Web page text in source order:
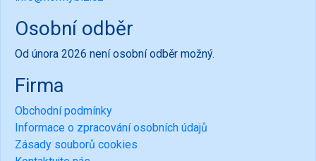
Osobní odběr
Od února 2026 není osobní odběr možný.
Firma
Obchodní podmínky
Informace o zpracování osobních údajů
Zásady souborů cookies